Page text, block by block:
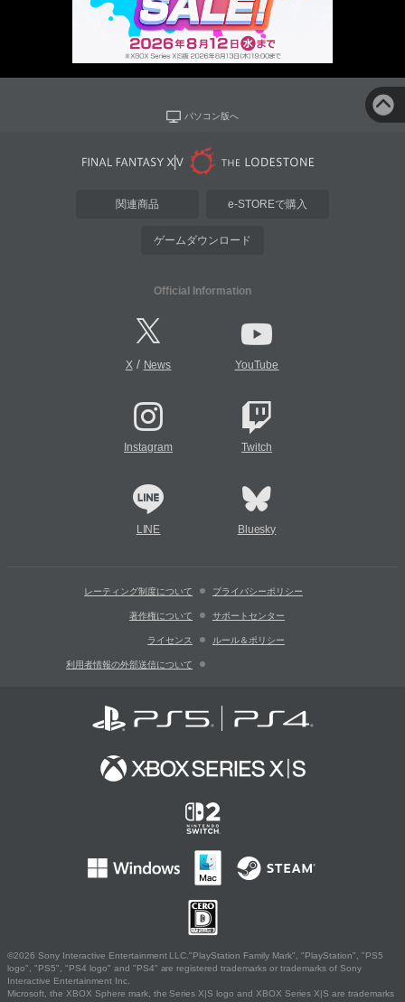
パソコン版へ
関連商品 e-STOREで購入
ゲームダウンロード
Official Information
X/ News YouTube
Instagram Twitch
LINE Bluesky
レーティング制度について プライバシーポリシー
著作権について サポートセンター
ライセンス ルール＆ポリシー
利用者情報の外部送信について
©2026 Sony Interactive Entertainment LLC."PlayStation Family Mark", "PlayStation", "PS5
logo", "PS5", "PS4 logo" and "PS4" are registered trademarks or trademarks of Sony
Interactive Entertainment Inc.
Microsoft, the XBOX Sphere mark, the Series X|S logo and XBOX Series X|S are trademarks